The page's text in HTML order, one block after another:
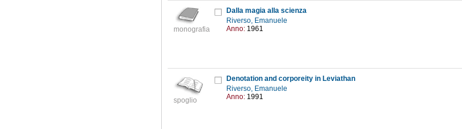
monografia
Dalla magia alla scienza
Riverso, Emanuele
Anno: 1961
spoglio
Denotation and corporeity in Leviathan
Riverso, Emanuele
Anno: 1991